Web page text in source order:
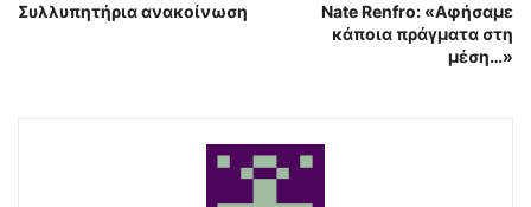
Συλλυπητήρια ανακοίνωση
Nate Renfro: «Αφήσαμε
κάποια πράγματα στη
μέση…»